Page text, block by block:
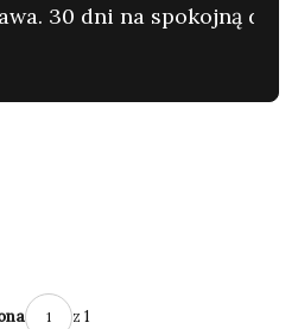
Zaufanie setek klientów.
z 1